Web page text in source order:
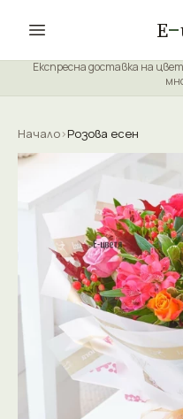
Е
Експресна доставка на
Начало›Розова есен